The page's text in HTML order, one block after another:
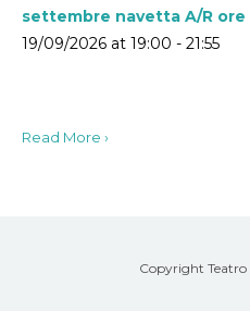
settembre navetta A/R ore
19/09/2026 at 19:00 - 21:55
Read More ›
Copyright Teatro